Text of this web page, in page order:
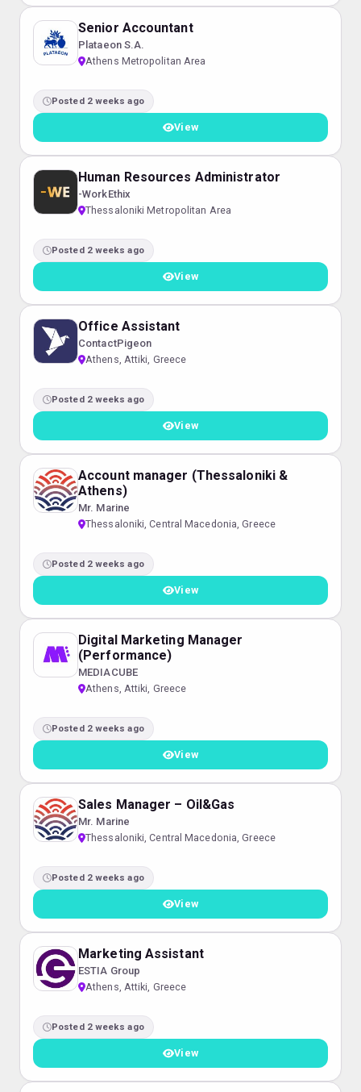
Senior Accountant
Plataeon S.A.
Athens Metropolitan Area
Posted 2 weeks ago
View
Human Resources Administrator
-WorkEthix
Thessaloniki Metropolitan Area
Posted 2 weeks ago
View
Office Assistant
ContactPigeon
Athens, Attiki, Greece
Posted 2 weeks ago
View
Account manager (Thessaloniki &
Athens)
Mr. Marine
Thessaloniki, Central Macedonia, Greece
Posted 2 weeks ago
View
Digital Marketing Manager
(Performance)
MEDIACUBE
Athens, Attiki, Greece
Posted 2 weeks ago
View
Sales Manager – Oil&Gas
Mr. Marine
Thessaloniki, Central Macedonia, Greece
Posted 2 weeks ago
View
Marketing Assistant
ESTIA Group
Athens, Attiki, Greece
Posted 2 weeks ago
View